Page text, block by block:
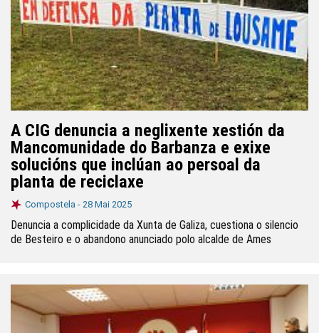
A CIG denuncia a neglixente xestión da
Mancomunidade do Barbanza e exixe
solucións que inclúan ao persoal da
planta de reciclaxe
Compostela - 28 Mai 2025
Denuncia a complicidade da Xunta de Galiza, cuestiona o silencio
de Besteiro e o abandono anunciado polo alcalde de Ames